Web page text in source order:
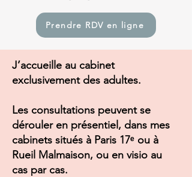
Prendre RDV en ligne
J’accueille au cabinet
exclusivement des adultes.
Les consultations peuvent se
dérouler en présentiel, dans mes
cabinets situés à Paris 17ᵉ ou à
Rueil Malmaison, ou en visio au
cas par cas.